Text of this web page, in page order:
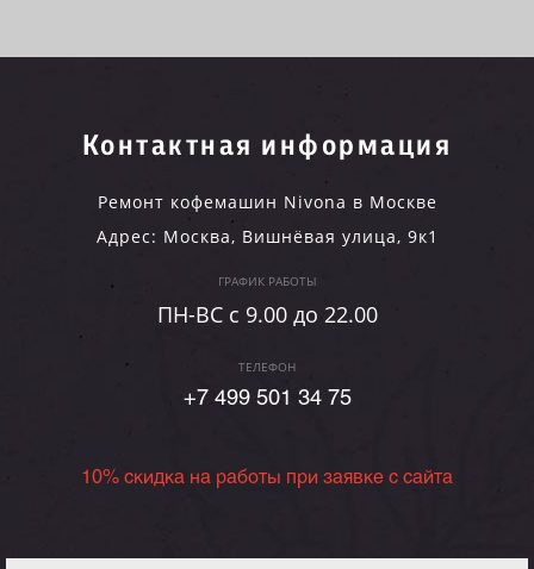
Контактная информация
Ремонт кофемашин Nivona в Москве
Адрес: Москва, Вишнёвая улица, 9к1
ГРАФИК РАБОТЫ
ПН-ВC c 9.00 до 22.00
ТЕЛЕФОН
+7 499 501 34 75
10% скидка на работы при заявке с сайта